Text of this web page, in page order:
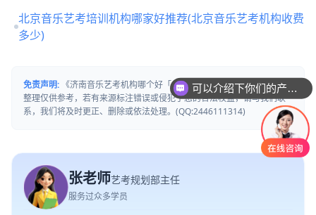
北京音乐艺考培训机构哪家好推荐(北京音乐艺考机构收费
多少)
免责声明: 《济南音乐艺考机构哪个好「免费试听」》文章内容来源网络
整理仅供参考，若有来源标注错误或侵犯了您的合法权益，请与我们联
系，我们将及时更正、删除或依法处理。(QQ:2446111314)
张老师艺考规划部主任
服务过众多学员
你们是怎么收费的呢